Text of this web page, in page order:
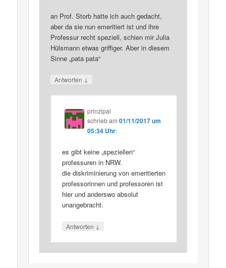
an Prof. Storb hatte ich auch gedacht,
aber da sie nun emeritiert ist und ihre
Professur recht speziell, schien mir Julia
Hülsmann etwas griffiger. Aber in diesem
Sinne „pata pata“
Antworten ↓
prinzipal
schriebam 01/11/2017 um
05:34 Uhr:
es gibt keine „speziellen“
professuren in NRW.
die diskriminierung von emeritierten
professorinnen und professoren ist
hier und anderswo absolut
unangebracht.
Antworten ↓